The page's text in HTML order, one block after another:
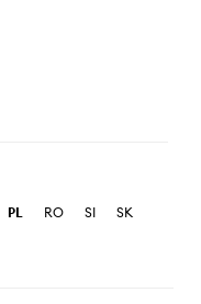
PL RO SI
SK